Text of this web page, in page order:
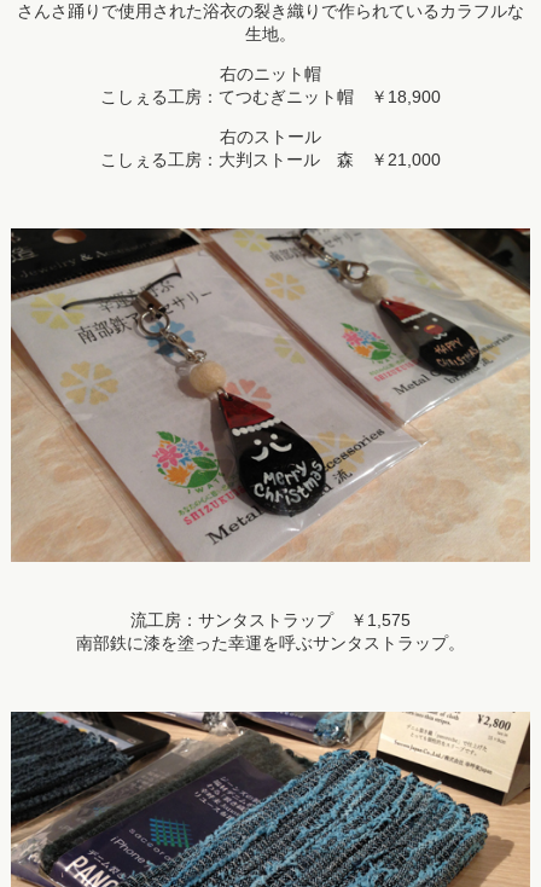
さんさ踊りで使用された浴衣の裂き織りで作られているカラフルな
生地。
右のニット帽
こしぇる工房：てつむぎニット帽 ￥18,900
右のストール
こしぇる工房：大判ストール 森 ￥21,000
流工房：サンタストラップ ￥1,575
南部鉄に漆を塗った幸運を呼ぶサンタストラップ。